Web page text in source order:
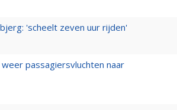
'scheelt zeven uur rijden'
passagiersvluchten naar